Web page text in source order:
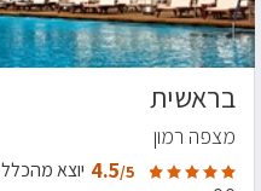
בראשית
מצפה רמון
4.5/5 יוצא מהכלל